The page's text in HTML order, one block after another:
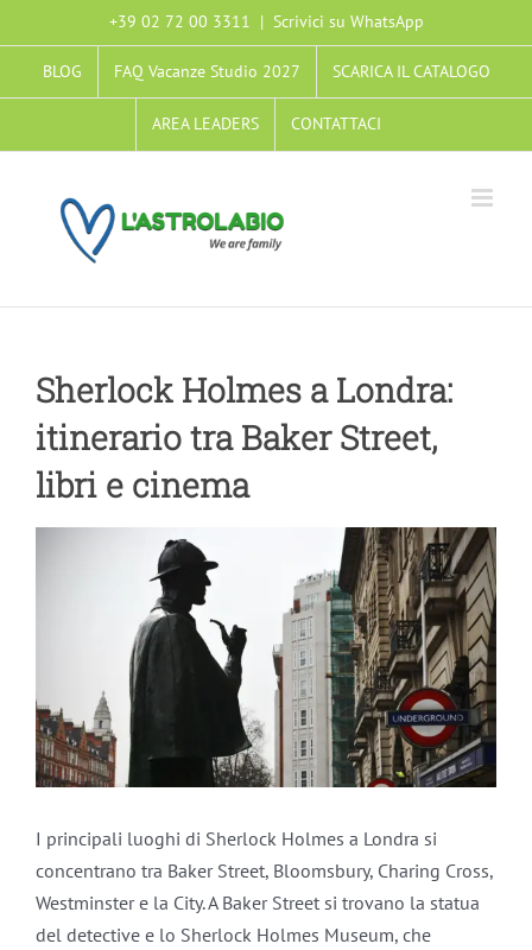
al
contenuto
+39 02 72 00 3311 | Scrivici su WhatsApp
BLOG FAQ Vacanze Studio 2027 SCARICA IL CATALOGO
AREA LEADERS CONTATTACI
Sherlock Holmes a Londra:
itinerario tra Baker Street,
libri e cinema
I principali luoghi di Sherlock Holmes a Londra si
concentrano tra Baker Street, Bloomsbury, Charing Cross,
Westminster e la City. A Baker Street si trovano la statua
del detective e lo Sherlock Holmes Museum, che